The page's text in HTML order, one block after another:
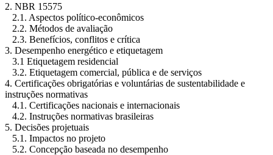
2. NBR 15575
2.1. Aspectos político-econômicos
2.2. Métodos de avaliação
2.3. Benefícios, conflitos e crítica
3. Desempenho energético e etiquetagem
3.1 Etiquetagem residencial
3.2. Etiquetagem comercial, pública e de serviços
4. Certificações obrigatórias e voluntárias de sustentabilidade e
instruções normativas
4.1. Certificações nacionais e internacionais
4.2. Instruções normativas brasileiras
5. Decisões projetuais
5.1. Impactos no projeto
5.2. Concepção baseada no desempenho